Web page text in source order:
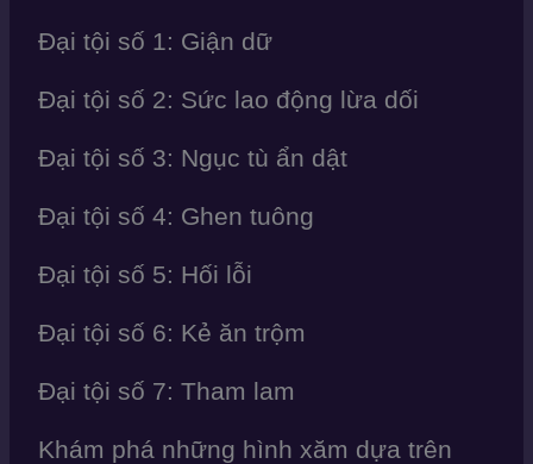
Đại tội số 1: Giận dữ
Đại tội số 2: Sức lao động lừa dối
Đại tội số 3: Ngục tù ẩn dật
Đại tội số 4: Ghen tuông
Đại tội số 5: Hối lỗi
Đại tội số 6: Kẻ ăn trộm
Đại tội số 7: Tham lam
Khám phá những hình xăm dựa trên